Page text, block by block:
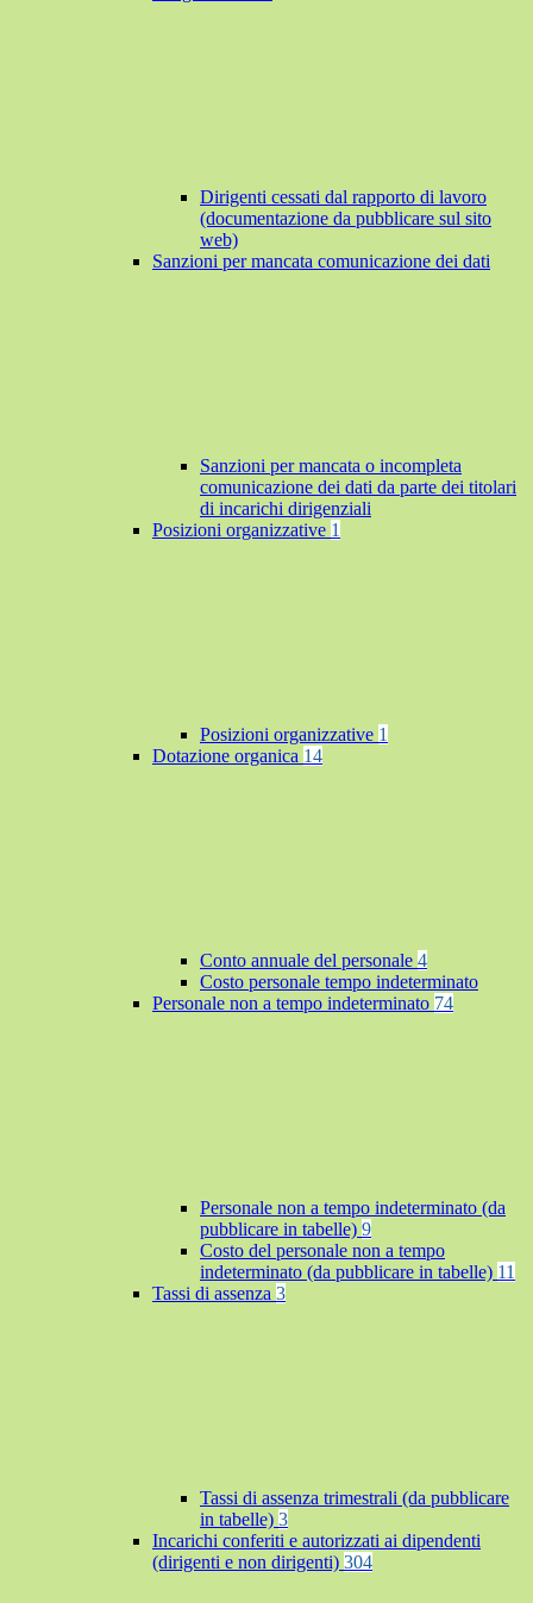
Dirigenti cessati dal rapporto di lavoro
(documentazione da pubblicare sul sito
web)
Sanzioni per mancata comunicazione dei dati
Sanzioni per mancata o incompleta
comunicazione dei dati da parte dei titolari
di incarichi dirigenziali
Posizioni organizzative 1
Posizioni organizzative 1
Dotazione organica 14
Conto annuale del personale 4
Costo personale tempo indeterminato
Personale non a tempo indeterminato 74
Personale non a tempo indeterminato (da
pubblicare in tabelle) 9
Costo del personale non a tempo
indeterminato (da pubblicare in tabelle) 11
Tassi di assenza 3
Tassi di assenza trimestrali (da pubblicare
in tabelle) 3
Incarichi conferiti e autorizzati ai dipendenti
(dirigenti e non dirigenti) 304